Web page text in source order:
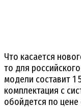
Что касается
то для
модели составит 1
комплектация с
обойдется по цене